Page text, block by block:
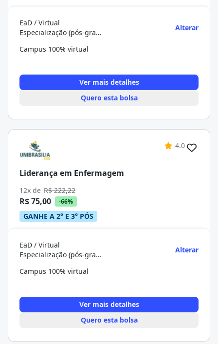
EaD / Virtual
Especialização (pós-graduação)
Alterar
Campus 100% virtual
Ver mais detalhes
Quero esta bolsa
4.0
Liderança em Enfermagem
12x de R$ 222,22
R$ 75,00 -66%
GANHE A 2° E 3° PÓS
EaD / Virtual
Especialização (pós-graduação)
Alterar
Campus 100% virtual
Ver mais detalhes
Quero esta bolsa